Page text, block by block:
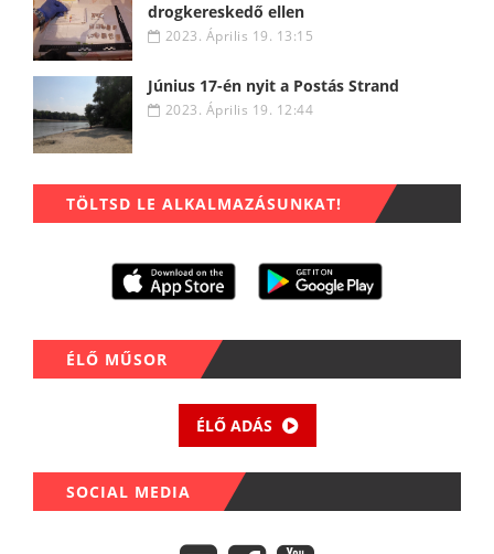
drogkereskedő ellen
2023. Április 19. 13:15
Június 17-én nyit a Postás Strand
2023. Április 19. 12:44
TÖLTSD LE ALKALMAZÁSUNKAT!
ÉLŐ MŰSOR
ÉLŐ ADÁS
SOCIAL MEDIA